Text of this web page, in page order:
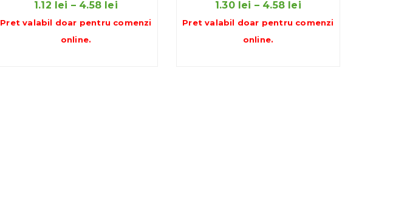
1.12 lei – 4.58 leiInterval
de
Pret valabil doar pentru comenzi
online.
1.30 lei – 4.58 leiInterval
de
Pret valabil doar pentru comenzi
online.